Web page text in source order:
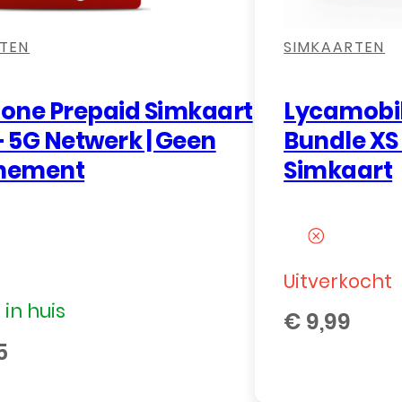
Prepaid Simkaart
5G Netwerk | Geen
huis
SIMKAARTEN
Bundle
Simkaart
Uitverkocht
€ 9,99